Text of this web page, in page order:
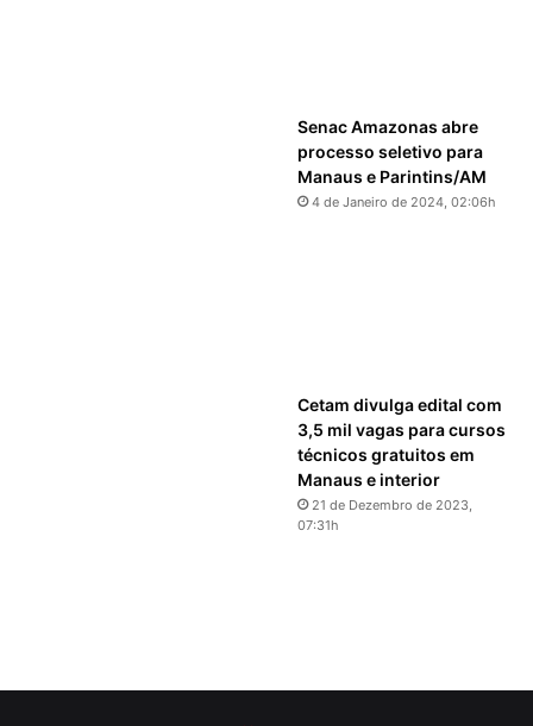
Senac Amazonas abre
processo seletivo para
Manaus e Parintins/AM
4 de Janeiro de 2024, 02:06h
Cetam divulga edital com
3,5 mil vagas para cursos
técnicos gratuitos em
Manaus e interior
21 de Dezembro de 2023,
07:31h